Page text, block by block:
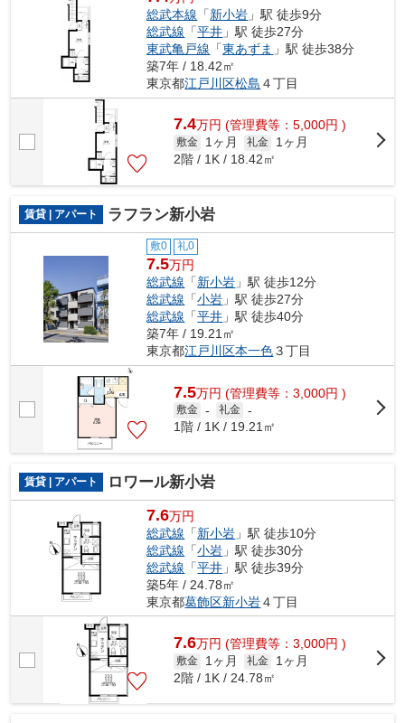
総武本線 「新小岩 」駅 徒歩9分
総武線 「平井 」駅 徒歩27分
東武亀戸線 「東あずま 」駅 徒歩38分
築7年 / 18.42㎡
東京都江戸川区松島 ４丁目
7.4万円 (管理費等：5,000円 )
敷金 1ヶ月 礼金
1ヶ月
2階 / 1K / 18.42㎡
賃貸 | アパート ラフラン新小岩
敷0 礼0
7.5万円
総武線 「新小岩 」駅 徒歩12分
総武線 「小岩 」駅 徒歩27分
総武線 「平井 」駅 徒歩40分
築7年 / 19.21㎡
東京都江戸川区本一色３丁目
7.5万円 (管理費等：3,000円 )
敷金 - 礼金 -
1階 / 1K / 19.21㎡
賃貸 | アパート ロワール新小岩
7.6万円
総武線 「新小岩 」駅 徒歩10分
総武線 「小岩 」駅 徒歩30分
総武線 「平井 」駅 徒歩39分
築5年 / 24.78㎡
東京都葛飾区新小岩４丁目
7.6万円 (管理費等：3,000円 )
敷金 1ヶ月 礼金
1ヶ月
2階 / 1K / 24.78㎡